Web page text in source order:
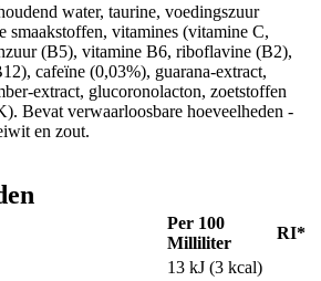
water, taurine, voedingszuur
smaakstoffen, vitamines (vitamine C,
(B5), vitamine B6, riboflavine (B2),
cafeïne (0,03%), guarana-extract,
extract, glucoronolacton, zoetstoffen
Bevat verwaarloosbare hoeveelheden -
en zout.
Per 100
Milliliter
RI*
13 kJ (3 kcal)